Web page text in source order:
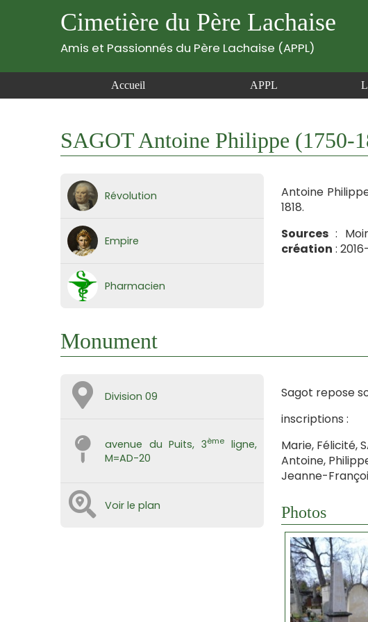
Cimetière du Père Lachaise
Amis et Passionnés du Père Lachaise (APPL)
Accueil APPL
SAGOT Antoine Philippe (1750-
Révolution
Empire
Pharmacien
Antoine
1818.
Sources:
création :
Monument
Division 09
avenue du Puits, 3èmeligne,
M=AD-20
Voir le plan
Sagot repose
inscriptions :
Marie, Félicité,
Antoine,
Jeanne-
Photos